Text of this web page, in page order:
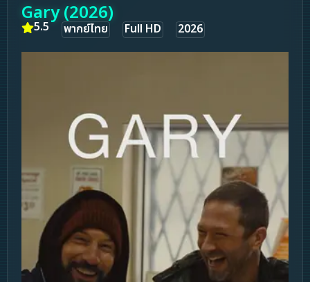
Gary (2026)
5.5 พากย์ไทย Full HD 2026